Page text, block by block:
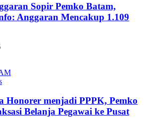
Sopir Pemko Batam,
Anggaran Mencakup 1.109
Honorer menjadi PPPK, Pemko
Belanja Pegawai ke Pusat